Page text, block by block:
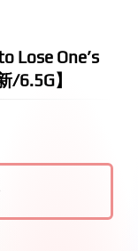
Lose One’s
/6.5G】